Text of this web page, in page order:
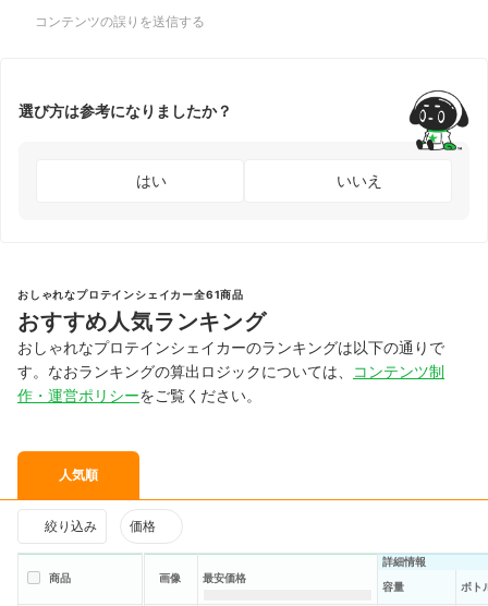
コンテンツの誤りを送信する
選び方は参考になりましたか？
はい いいえ
おしゃれなプロテインシェイカー全61商品
おすすめ人気ランキング
おしゃれなプロテインシェイカーのランキングは以下の通りで
す。なおランキングの算出ロジックについては、
コンテンツ制
作・運営ポリシーをご覧ください。
人気順
絞り込み 価格
商品 画像 最安価格
詳細情報
容量
ボト